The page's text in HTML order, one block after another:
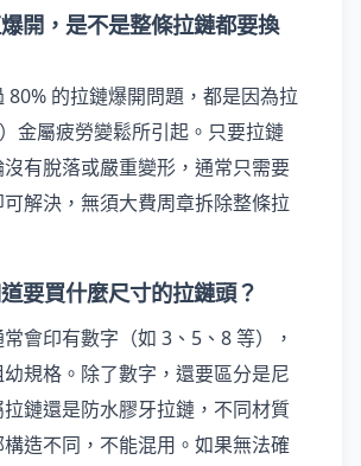
開，是不是整條拉鏈都要換
80% 的拉鏈爆開問題，都是因為拉
金屬疲勞變鬆所引起。只要拉鏈
有脫落或嚴重變形，通常只需要
解決，無須大費周章拆除整條拉
要買什麼尺寸的拉鏈頭？
會印有數字（如 3、5、8 等），
規格。除了數字，還要區分是尼
鏈還是防水膠牙拉鏈，不同材質
造不同，不能混用。如果無法確